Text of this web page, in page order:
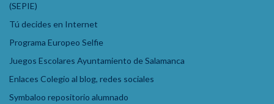
(SEPIE)
Tú decides en Internet
Programa Europeo Selfie
Juegos Escolares Ayuntamiento de Salamanca
Enlaces Colegio al blog, redes sociales
Symbaloo repositorio alumnado